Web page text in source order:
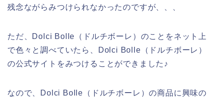
残念ながらみつけられなかったのですが、、、
ただ、Dolci Bolle（ドルチボーレ）のことをネット上
で色々と調べていたら、Dolci Bolle（ドルチボーレ）
の公式サイトをみつけることができました♪
なので、Dolci Bolle（ドルチボーレ）の商品に興味の